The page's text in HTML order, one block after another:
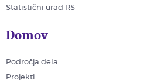
Statistični urad RS
Domov
Področja dela
Projekti